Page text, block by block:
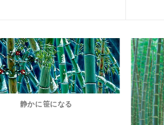
静かに笹になる